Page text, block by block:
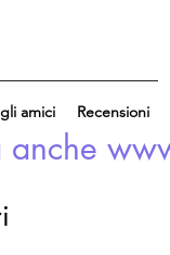
amici Recensioni